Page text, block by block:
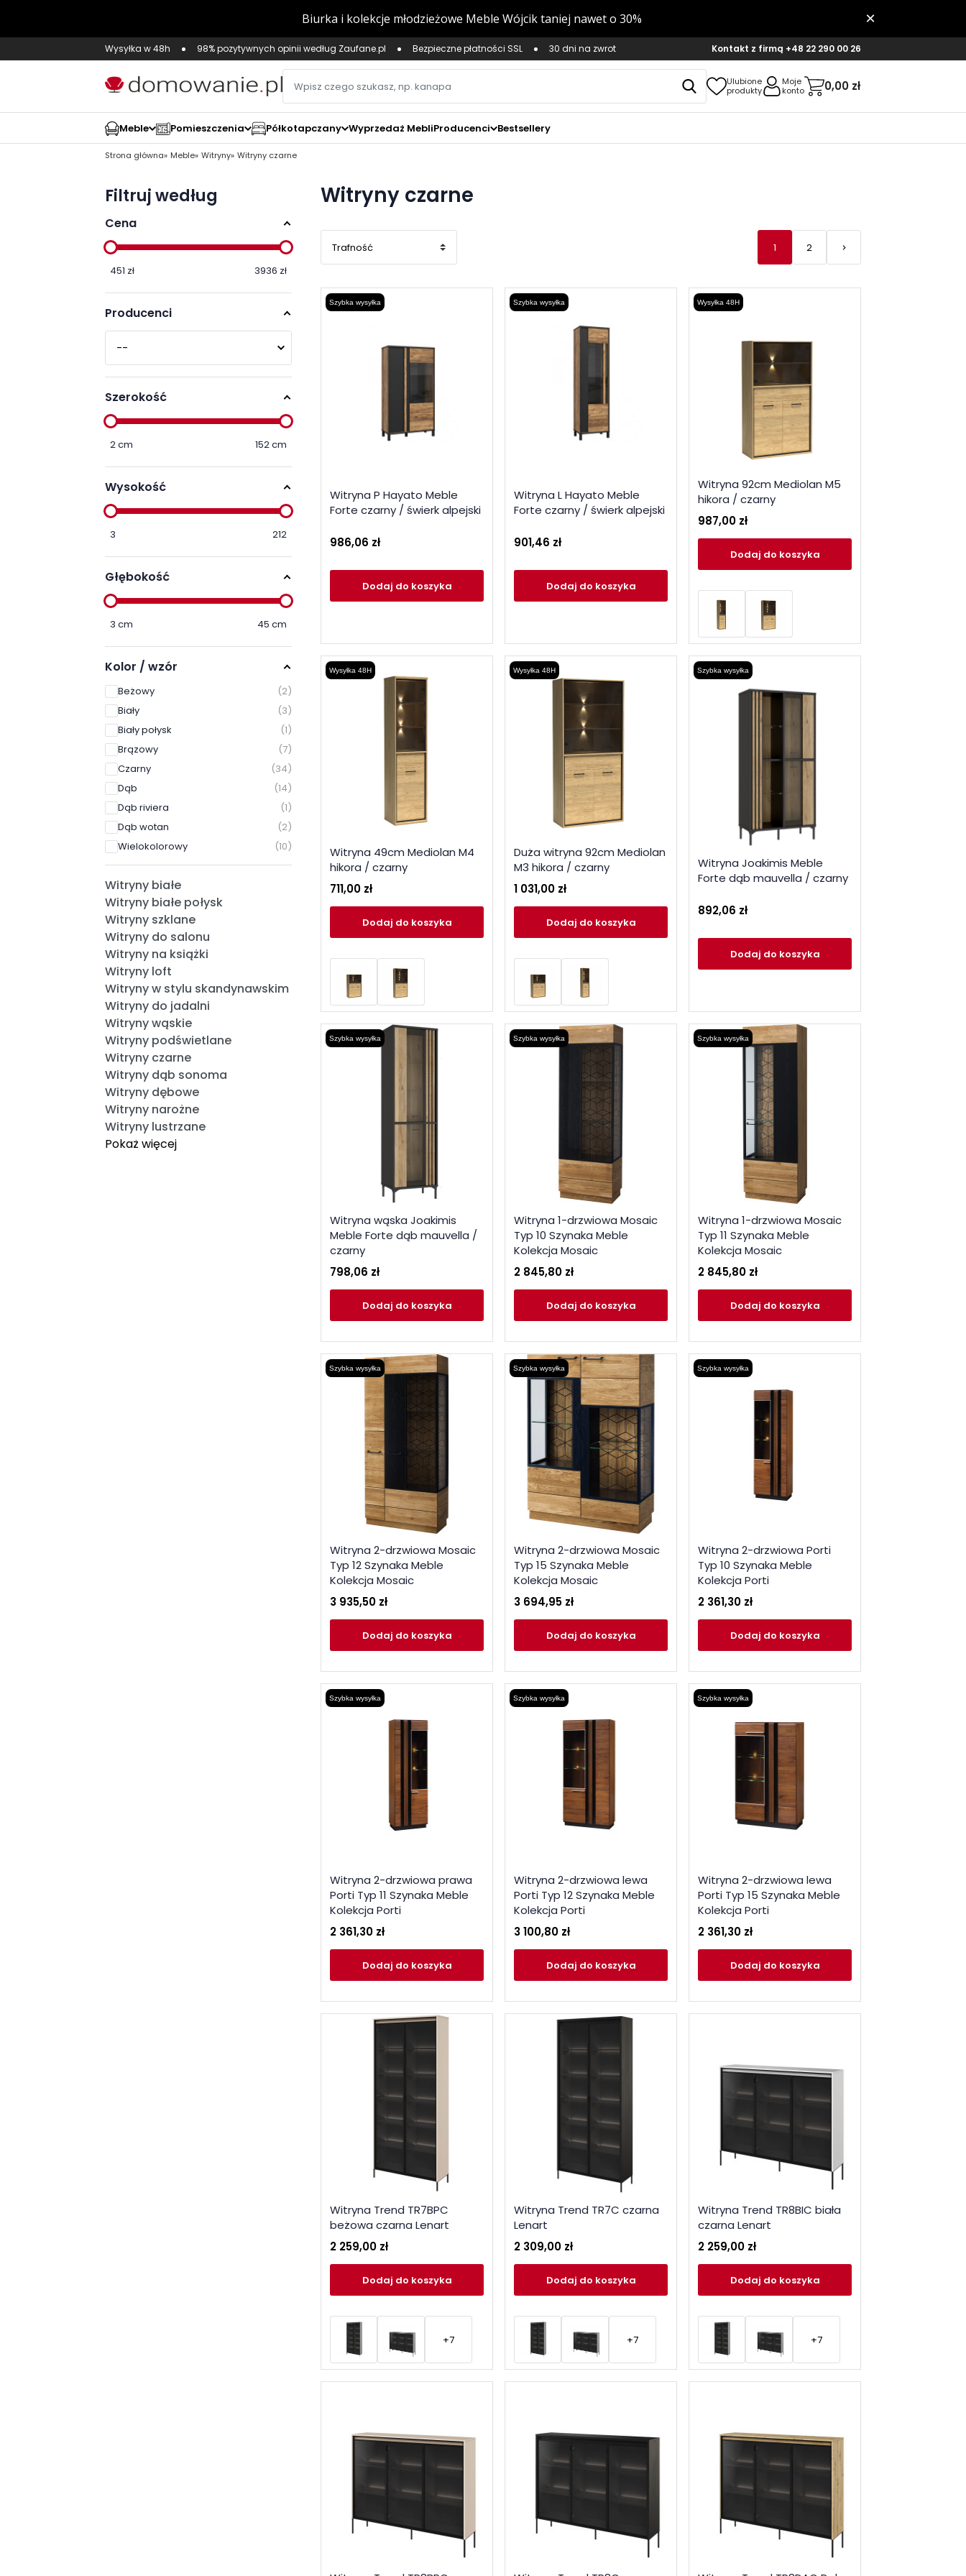
Wysyłka w 48h 98% pozytywnych opinii według Zaufane.pl Bezpieczne płatności SSL 30 dni na zwrot Kontakt z firmą +48 22 290 00 26
Ulubione
produkty
Moje
konto
0,00 zł
Meble Pomieszczenia Półkotapczany Wyprzedaż MebliProducenci Bestsellery
Strona główna Meble Witryny Witryny czarne
Filtruj według
Cena
451 zł 3936 zł
Producenci
Szerokość
2cm 152cm
Wysokość
3 212
Głębokość
3 cm 45 cm
Kolor / wzór
Beżowy
2
Biały
3
Biały połysk
1
Brązowy
7
Czarny
34
Dąb
14
Dąb riviera
1
Dąb wotan
2
Wielokolorowy
10
Witryny białe
Witryny białe połysk
Witryny szklane
Witryny do salonu
Witryny na książki
Witryny loft
Witryny w stylu skandynawskim
Witryny do jadalni
Witryny wąskie
Witryny podświetlane
Witryny czarne
Witryny dąb sonoma
Witryny dębowe
Witryny narożne
Witryny lustrzane
Pokaż więcej
Witryny czarne
1 2 keyboard_arrow_rightNastępny
Szybka wysyłka
Witryna P Hayato Meble
Forte czarny / świerk alpejski
986,06 zł
Dodaj do koszyka
Szybka wysyłka
Witryna L Hayato Meble
Forte czarny / świerk alpejski
901,46 zł
Dodaj do koszyka
Wysyłka 48H
Witryna 92cm Mediolan M5
hikora / czarny
987,00 zł
Dodaj do koszyka
Wysyłka 48H
Witryna 49cm Mediolan M4
hikora / czarny
711,00 zł
Dodaj do koszyka
Wysyłka 48H
Duża witryna 92cm Mediolan
M3 hikora / czarny
1 031,00 zł
Dodaj do koszyka
Szybka wysyłka
Witryna Joakimis Meble
Forte dąb mauvella / czarny
892,06 zł
Dodaj do koszyka
Szybka wysyłka
Witryna wąska Joakimis
Meble Forte dąb mauvella /
czarny
798,06 zł
Dodaj do koszyka
Szybka wysyłka
Witryna 1-drzwiowa Mosaic
Typ 10 Szynaka Meble
Kolekcja Mosaic
2 845,80 zł
Dodaj do koszyka
Szybka wysyłka
Witryna 1-drzwiowa Mosaic
Typ 11 Szynaka Meble
Kolekcja Mosaic
2 845,80 zł
Dodaj do koszyka
Szybka wysyłka
Witryna 2-drzwiowa Mosaic
Typ 12 Szynaka Meble
Kolekcja Mosaic
3 935,50 zł
Dodaj do koszyka
Szybka wysyłka
Witryna 2-drzwiowa Mosaic
Typ 15 Szynaka Meble
Kolekcja Mosaic
3 694,95 zł
Dodaj do koszyka
Szybka wysyłka
Witryna 2-drzwiowa Porti
Typ 10 Szynaka Meble
Kolekcja Porti
2 361,30 zł
Dodaj do koszyka
Szybka wysyłka
Witryna 2-drzwiowa prawa
Porti Typ 11 Szynaka Meble
Kolekcja Porti
2 361,30 zł
Dodaj do koszyka
Szybka wysyłka
Witryna 2-drzwiowa lewa
Porti Typ 12 Szynaka Meble
Kolekcja Porti
3 100,80 zł
Dodaj do koszyka
Szybka wysyłka
Witryna 2-drzwiowa lewa
Porti Typ 15 Szynaka Meble
Kolekcja Porti
2 361,30 zł
Dodaj do koszyka
Witryna Trend TR7BPC
beżowa czarna Lenart
2 259,00 zł
Dodaj do koszyka
+7
Witryna Trend TR7C czarna
Lenart
2 309,00 zł
Dodaj do koszyka
+7
Witryna Trend TR8BIC biała
czarna Lenart
2 259,00 zł
Dodaj do koszyka
+7